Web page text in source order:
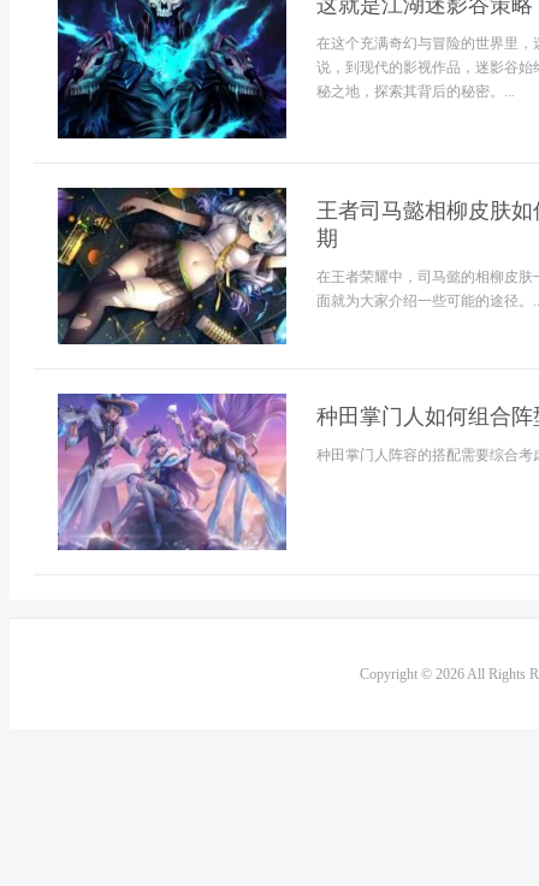
这就是江湖迷影谷策
在这个充满奇幻与冒险的世界里
说，到现代的影视作品，迷影谷
秘之地，探索其背后的秘密。...
王者司马懿相柳皮肤
期
在王者荣耀中，司马懿的相柳皮
面就为大家介绍一些可能的途径。
种田掌门人如何组合
种田掌门人阵容的搭配需要综合
Copyright © 2026 All Rights